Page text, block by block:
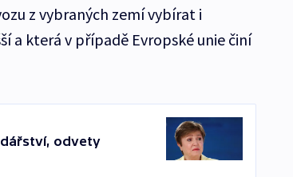
z vybraných zemí vybírat i
a která v případě Evropské unie činí
odvety